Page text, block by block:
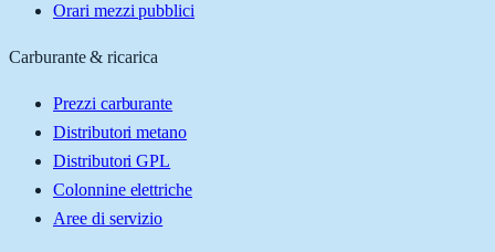
Orari mezzi pubblici
Carburante & ricarica
Prezzi carburante
Distributori metano
Distributori GPL
Colonnine elettriche
Aree di servizio